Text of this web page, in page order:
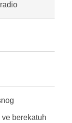
berekatuh